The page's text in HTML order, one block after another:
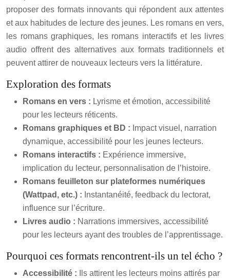
proposer des formats innovants qui répondent aux attentes
et aux habitudes de lecture des jeunes. Les romans en vers,
les romans graphiques, les romans interactifs et les livres
audio offrent des alternatives aux formats traditionnels et
peuvent attirer de nouveaux lecteurs vers la littérature.
Exploration des formats
Romans en vers : Lyrisme et émotion, accessibilité
pour les lecteurs réticents.
Romans graphiques et BD : Impact visuel, narration
dynamique, accessibilité pour les jeunes lecteurs.
Romans interactifs : Expérience immersive,
implication du lecteur, personnalisation de l’histoire.
Romans feuilleton sur plateformes numériques
(Wattpad, etc.) : Instantanéité, feedback du lectorat,
influence sur l’écriture.
Livres audio : Narrations immersives, accessibilité
pour les lecteurs ayant des troubles de l’apprentissage.
Pourquoi ces formats rencontrent-ils un tel écho ?
Accessibilité :
Ils attirent les lecteurs moins attirés par